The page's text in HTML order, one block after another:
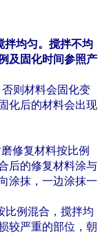
拌均匀。搅拌不均
及固化时间参照产
则材料会固化变
化后的材料会出现
修复材料按比例
后的修复材料涂与
涂抹，一边涂抹一
比例混合，搅拌均
较严重的部位，朝